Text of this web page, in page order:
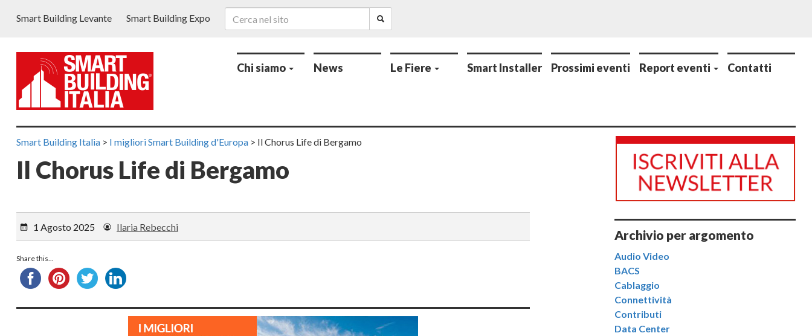
Smart Building Levante Smart Building Expo
Chi siamo News Le Fiere Smart Installer Prossimi eventi Report eventi Contatti
Smart Building Italia > I migliori Smart Building d'Europa > Il Chorus Life di Bergamo
Il Chorus Life di Bergamo
1 Agosto 2025 Ilaria Rebecchi
Share this...
Archivio per argomento
Audio Video
BACS
Cablaggio
Connettività
Contributi
Data Center